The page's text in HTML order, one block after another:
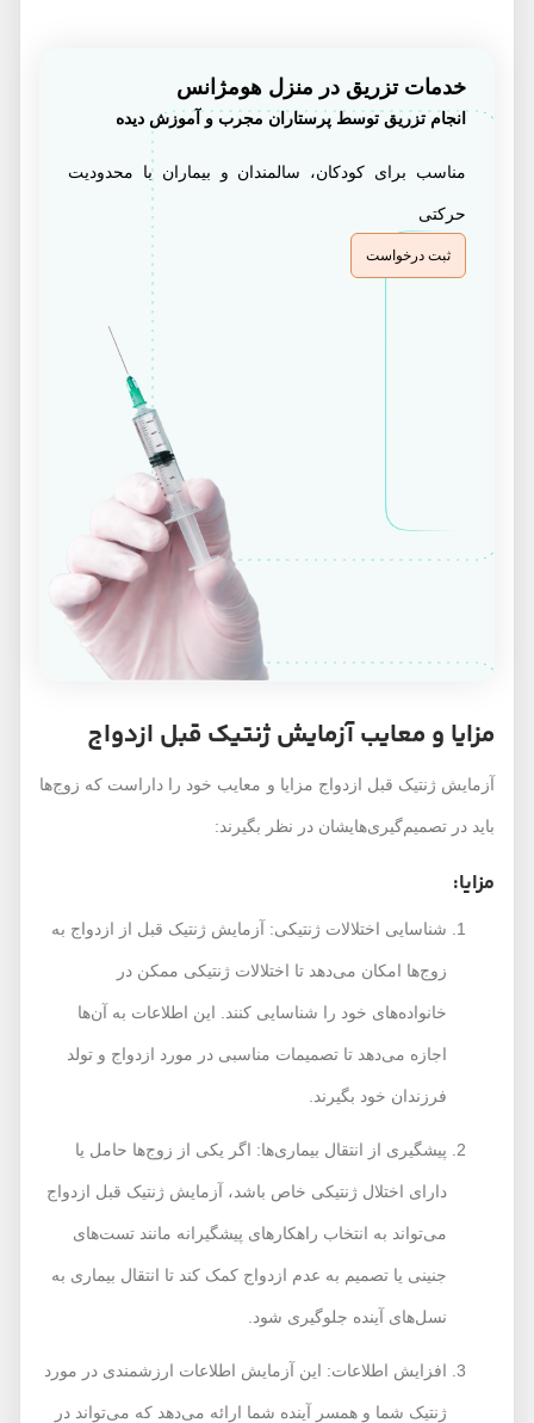
خدمات تزریق در منزل هومژانس
انجام تزریق توسط پرستاران مجرب و آموزش دیده
مناسب برای کودکان، سالمندان و بیماران با محدودیت
حرکتی
ثبت درخواست
مزایا و معایب آزمایش ژنتیک قبل ازدواج
آزمایش ژنتیک قبل ازدواج مزایا و معایب خود را داراست که زوج‌ها
باید در تصمیم‌گیری‌هایشان در نظر بگیرند:
مزایا:
شناسایی اختلالات ژنتیکی: آزمایش ژنتیک قبل از ازدواج به
زوج‌ها امکان می‌دهد تا اختلالات ژنتیکی ممکن در
خانواده‌های خود را شناسایی کنند. این اطلاعات به آن‌ها
اجازه می‌دهد تا تصمیمات مناسبی در مورد ازدواج و تولد
فرزندان خود بگیرند.
پیشگیری از انتقال بیماری‌ها: اگر یکی از زوج‌ها حامل یا
دارای اختلال ژنتیکی خاص باشد، آزمایش ژنتیک قبل ازدواج
می‌تواند به انتخاب راهکارهای پیشگیرانه مانند تست‌های
جنینی یا تصمیم به عدم ازدواج کمک کند تا انتقال بیماری به
نسل‌های آینده جلوگیری شود.
افزایش اطلاعات: این آزمایش اطلاعات ارزشمندی در مورد
ژنتیک شما و همسر آینده شما ارائه می‌دهد که می‌تواند در